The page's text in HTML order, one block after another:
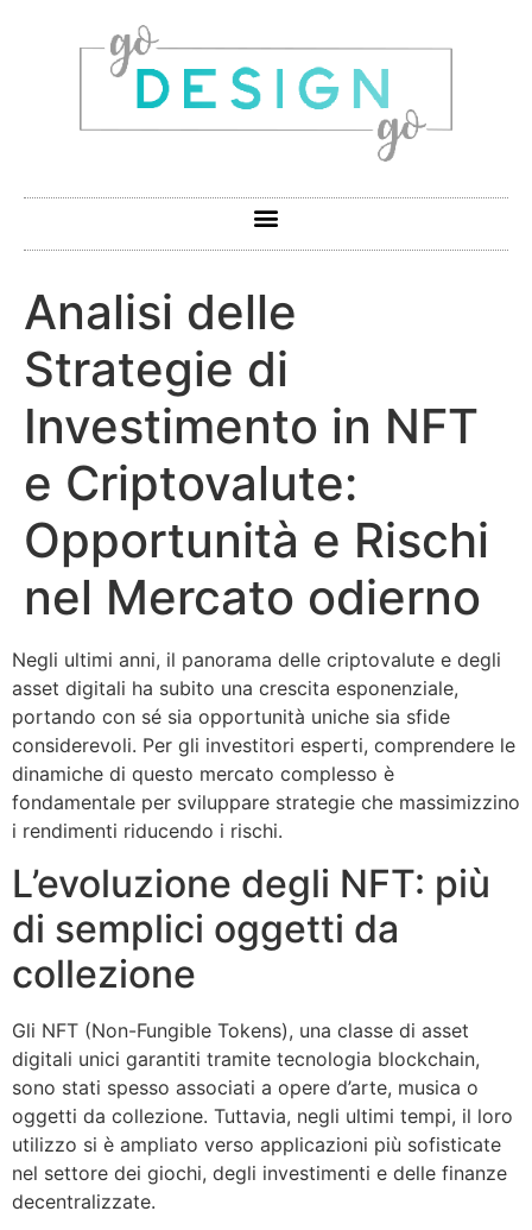
Analisi delle
Strategie di
Investimento in NFT
e Criptovalute:
Opportunità e Rischi
nel Mercato odierno
Negli ultimi anni, il panorama delle criptovalute e degli
asset digitali ha subito una crescita esponenziale,
portando con sé sia opportunità uniche sia sfide
considerevoli. Per gli investitori esperti, comprendere le
dinamiche di questo mercato complesso è
fondamentale per sviluppare strategie che massimizzino
i rendimenti riducendo i rischi.
L’evoluzione degli NFT: più
di semplici oggetti da
collezione
Gli NFT (Non-Fungible Tokens), una classe di asset
digitali unici garantiti tramite tecnologia blockchain,
sono stati spesso associati a opere d’arte, musica o
oggetti da collezione. Tuttavia, negli ultimi tempi, il loro
utilizzo si è ampliato verso applicazioni più sofisticate
nel settore dei giochi, degli investimenti e delle finanze
decentralizzate.